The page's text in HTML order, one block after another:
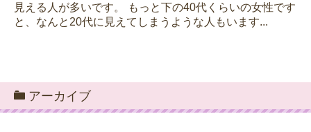
見える人が多いです。 もっと下の40代くらいの女性です
と、なんと20代に見えてしまうような人もいます...
アーカイブ